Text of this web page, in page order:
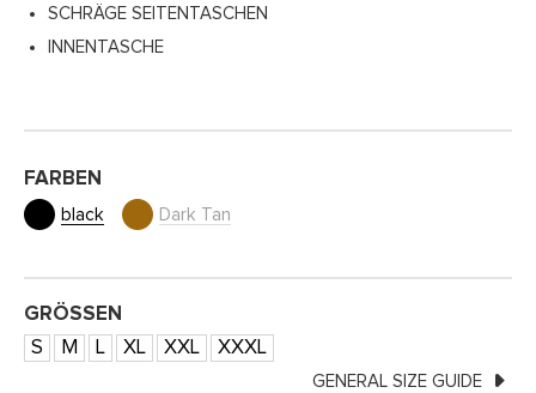
SCHRÄGE SEITENTASCHEN
INNENTASCHE
FARBEN
black Dark Tan
GRÖSSEN
S
M L XL XXL XXXL
GENERAL SIZE GUIDE